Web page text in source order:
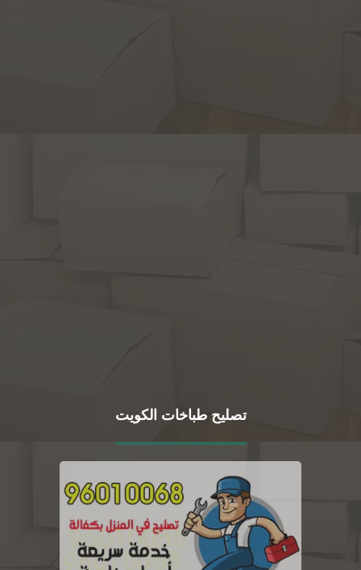
تصليح طباخات الكويت